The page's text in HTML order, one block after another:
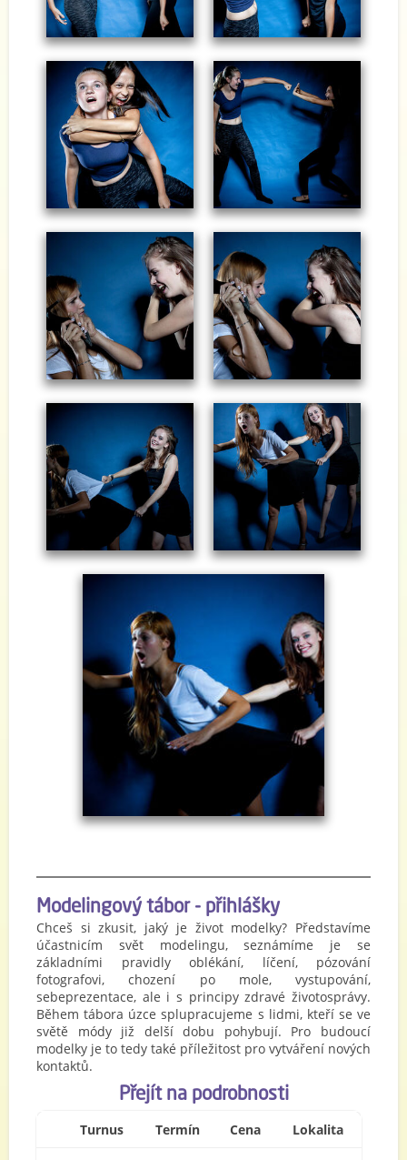
Modelingový tábor - přihlášky
Chceš si zkusit, jaký je život modelky? Představíme
účastnicím svět modelingu, seznámíme je se
základními pravidly oblékání, líčení, pózování
fotografovi, chození po mole, vystupování,
sebeprezentace, ale i s principy zdravé životosprávy.
Během tábora úzce splupracujeme s lidmi, kteří se ve
světě módy již delší dobu pohybují. Pro budoucí
modelky je to tedy také příležitost pro vytváření nových
kontaktů.
Přejít na podrobnosti
Turnus Termín Cena Lokalita